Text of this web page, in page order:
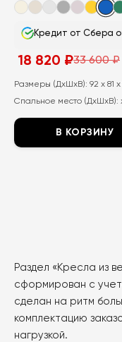
Кредит от Сбера
33 600₽
Первоначальная
составляла
600
18 820 ₽
Текущая
18
₽.
Размеры (ДхШхВ): 92 x 81
Спальное место (ДхШхВ):
В КОРЗИНУ
можно
выбрать
на
странице
товара.
Раздел «Кресла из
сформирован с
сделан на ритм
комплектацию
нагрузкой.